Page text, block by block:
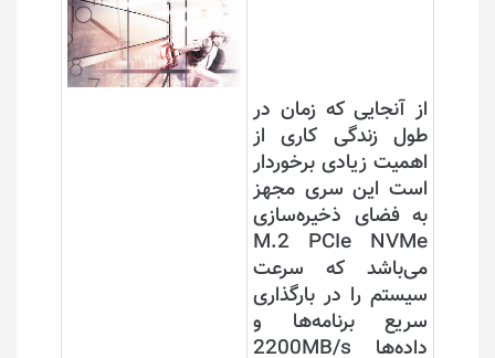
از آنجایی که زمان در
طول زندگی کاری از
اهمیت زیادی برخوردار
است این سری مجهز
به فضای ذخیره‌سازی
M.2 PCIe NVMe
می‌باشد که سرعت
سیستم را در بارگذاری
سریع برنامه‌ها و
داده‌ها 2200MB/s